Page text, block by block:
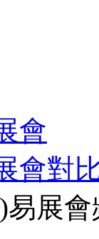
會
會對
易展